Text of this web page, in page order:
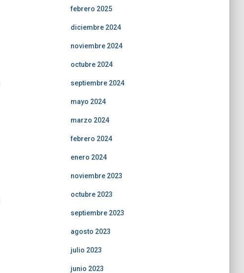
febrero 2025
diciembre 2024
noviembre 2024
octubre 2024
septiembre 2024
mayo 2024
marzo 2024
febrero 2024
enero 2024
noviembre 2023
octubre 2023
septiembre 2023
agosto 2023
julio 2023
junio 2023